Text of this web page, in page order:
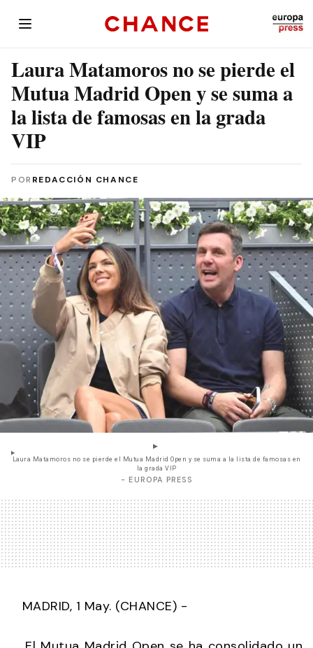
Laura Matamoros no se pierde el
Mutua Madrid Open y se suma a
la lista de famosas en la grada
VIP
POR REDACCIÓN CHANCE
Laura Matamoros no se pierde el Mutua Madrid Open y se suma a la lista de famosas en
la grada VIP
- EUROPA PRESS
MADRID, 1 May. (CHANCE) -